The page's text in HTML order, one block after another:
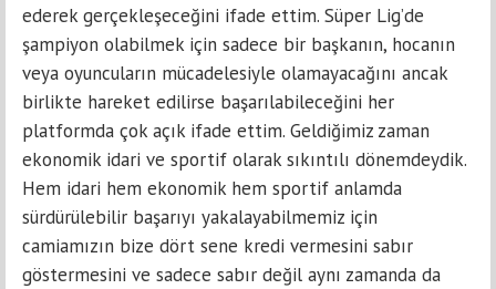
ederek gerçekleşeceğini ifade ettim. Süper Lig’de
şampiyon olabilmek için sadece bir başkanın, hocanın
veya oyuncuların mücadelesiyle olamayacağını ancak
birlikte hareket edilirse başarılabileceğini her
platformda çok açık ifade ettim. Geldiğimiz zaman
ekonomik idari ve sportif olarak sıkıntılı dönemdeydik.
Hem idari hem ekonomik hem sportif anlamda
sürdürülebilir başarıyı yakalayabilmemiz için
camiamızın bize dört sene kredi vermesini sabır
göstermesini ve sadece sabır değil aynı zamanda da